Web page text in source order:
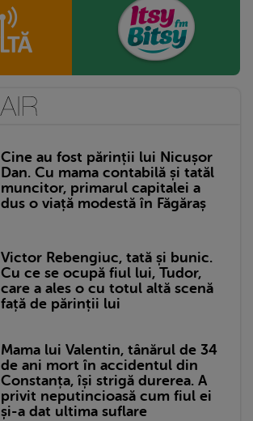
Cine au fost părinții lui Nicușor
Dan. Cu mama contabilă și tatăl
muncitor, primarul capitalei a
dus o viață modestă în Făgăraș
Victor Rebengiuc, tată și bunic.
Cu ce se ocupă fiul lui, Tudor,
care a ales o cu totul altă scenă
față de părinții lui
Mama lui Valentin, tânărul de 34
de ani mort în accidentul din
Constanța, își strigă durerea. A
privit neputincioasă cum fiul ei
și-a dat ultima suflare